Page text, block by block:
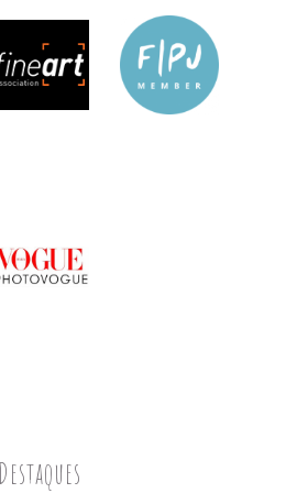
Destaques